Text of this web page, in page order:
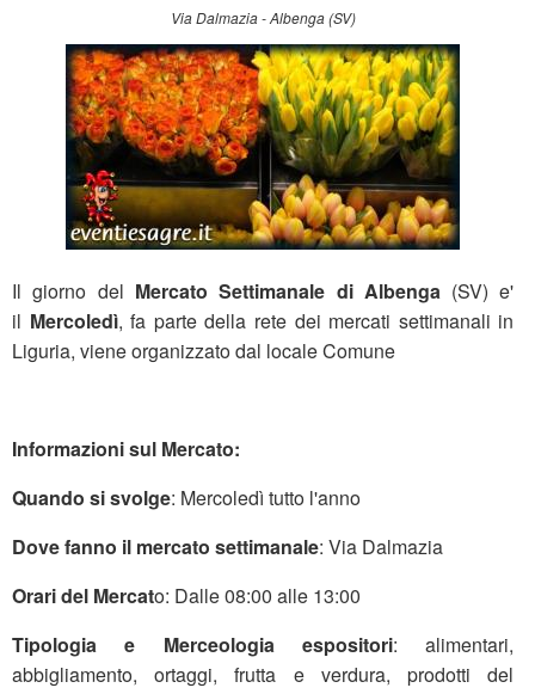
Via Dalmazia - Albenga (SV)
Il giorno del Mercato Settimanale di Albenga(SV) e'
il Mercoledì, fa parte della rete dei mercati settimanali in
Liguria, viene organizzato dal locale Comune
Informazioni sul Mercato:
Quando si svolge: Mercoledì tutto l'anno
Dove fanno il mercato settimanale: Via Dalmazia
Orari del Mercato: Dalle 08:00 alle 13:00
Tipologia e Merceologia espositori: alimentari,
abbigliamento, ortaggi, frutta e verdura, prodotti del